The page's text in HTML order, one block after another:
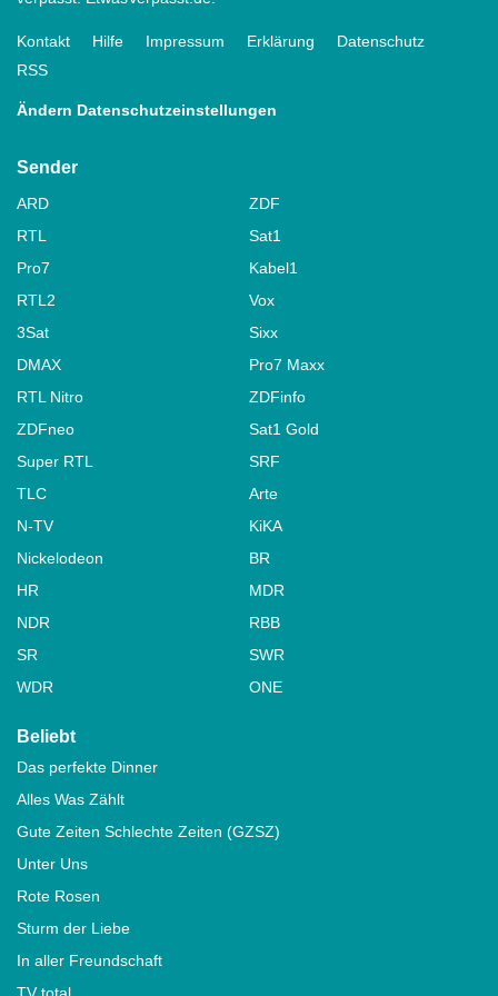
Kontakt Hilfe Impressum Erklärung
Datenschutz
RSS
Ändern Datenschutzeinstellungen
Sender
ARD
ZDF
RTL
Sat1
Pro7
Kabel1
RTL2
Vox
3Sat
Sixx
DMAX
Pro7 Maxx
RTL Nitro
ZDFinfo
ZDFneo
Sat1 Gold
Super RTL
SRF
TLC
Arte
N-TV
KiKA
Nickelodeon
BR
HR
MDR
NDR
RBB
SR
SWR
WDR
ONE
Beliebt
Das perfekte Dinner
Alles Was Zählt
Gute Zeiten Schlechte Zeiten (GZSZ)
Unter Uns
Rote Rosen
Sturm der Liebe
In aller Freundschaft